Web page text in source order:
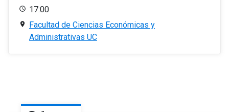
17:00
Facultad de Ciencias Económicas y
Administrativas UC